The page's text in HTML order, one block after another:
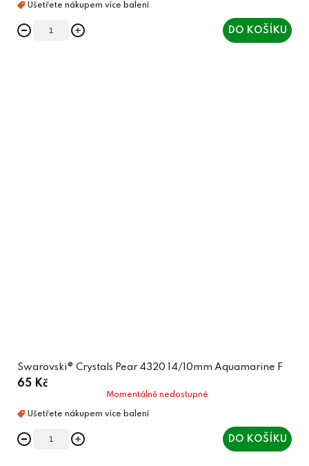
DO KOŠÍKU
Swarovski® Crystals Pear 4320 14/10mm Aquamarine F
65 Kč
Momentálně nedostupné
DO KOŠÍKU